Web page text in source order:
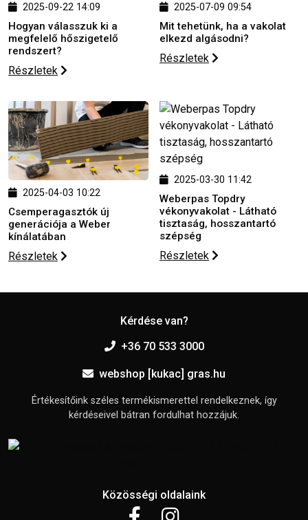
2025-09-22 14:09
Hogyan válasszuk ki a
megfelelő hőszigetelő
rendszert?
Részletek
2025-07-09 09:54
Mit tehetünk, ha a vakolat
elkezd algásodni?
Részletek
2025-04-03 10:22
Csemperagasztók új
generációja a Weber
kínálatában
Részletek
2025-03-30 11:42
Weberpas Topdry
vékonyvakolat - Látható
tisztaság, hosszantartó
szépség
Részletek
Kérdése van?
+36 70 533 3000
webshop [kukac] gras.hu
Értékesítőink széles termékismerettel rendelkeznek, így
kérdéseivel bátran fordulhat hozzájuk.
Közösségi oldalaink